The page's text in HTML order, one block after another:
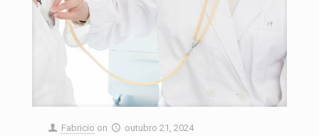
Fabricio on outubro 21, 2024